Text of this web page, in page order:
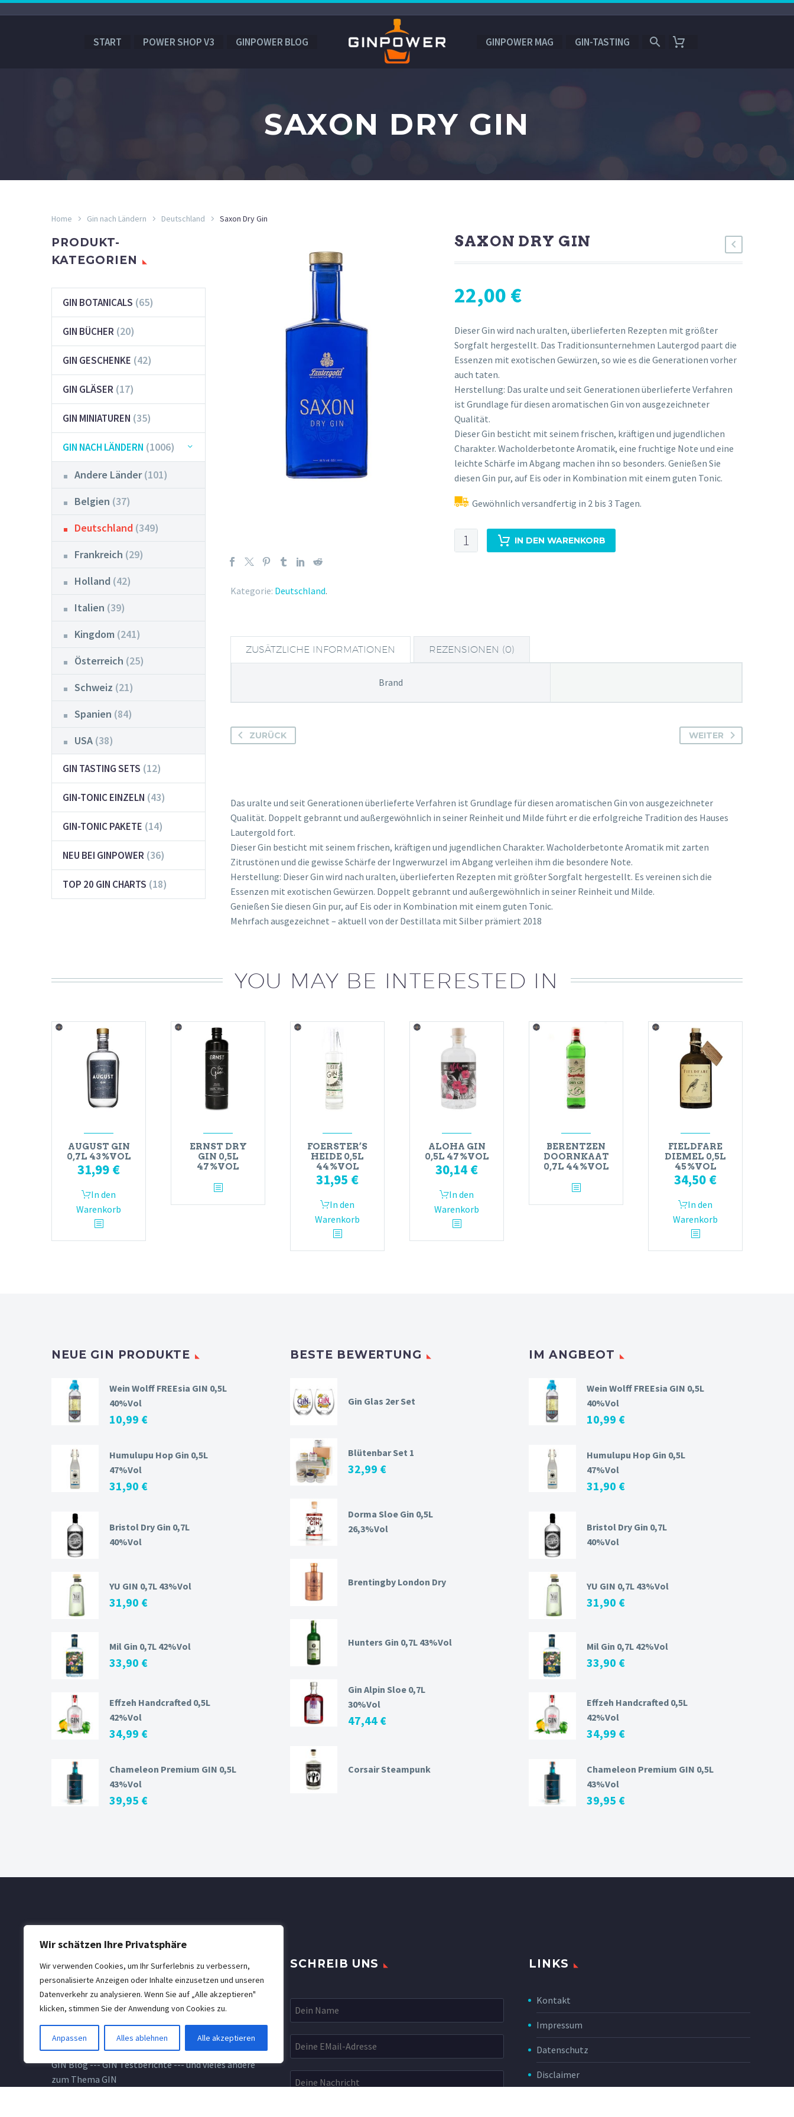
Wir schätzen Ihre Privatsphäre
Wir verwenden Cookies, um Ihr Surferlebnis zu verbessern,
personalisierte Anzeigen oder Inhalte einzusetzen und unseren
Datenverkehr zu analysieren. Wenn Sie auf „Alle akzeptieren"
klicken, stimmen Sie der Anwendung von Cookies zu.
Anpassen Alles ablehnen Alle akzeptieren
START POWER SHOP V3 GINPOWER BLOG GINPOWER MAG GIN-TASTING
SAXON DRY GIN
Home Gin nach Ländern Deutschland Saxon Dry Gin
Kategorie: Deutschland.
SAXON DRY GIN
22,00 €
Dieser Gin wird nach uralten, überlieferten Rezepten mit größter
Sorgfalt hergestellt. Das Traditionsunternehmen Lautergod paart die
Essenzen mit exotischen Gewürzen, so wie es die Generationen vorher
auch taten.
Herstellung: Das uralte und seit Generationen überlieferte Verfahren
ist Grundlage für diesen aromatischen Gin von ausgezeichneter
Qualität.
Dieser Gin besticht mit seinem frischen, kräftigen und jugendlichen
Charakter. Wacholderbetonte Aromatik, eine fruchtige Note und eine
leichte Schärfe im Abgang machen ihn so besonders. Genießen Sie
diesen Gin pur, auf Eis oder in Kombination mit einem guten Tonic.
Gewöhnlich versandfertig in 2 bis 3 Tagen.
Saxon
Dry
IN DEN WARENKORB
ZUSÄTZLICHE INFORMATIONEN REZENSIONEN (0)
Brand
ZURÜCK WEITER
Das uralte und seit Generationen überlieferte Verfahren ist Grundlage für diesen aromatischen Gin von ausgezeichneter
Qualität. Doppelt gebrannt und außergewöhnlich in seiner Reinheit und Milde führt er die erfolgreiche Tradition des Hauses
Lautergold fort.
Dieser Gin besticht mit seinem frischen, kräftigen und jugendlichen Charakter. Wacholderbetonte Aromatik mit zarten
Zitrustönen und die gewisse Schärfe der Ingwerwurzel im Abgang verleihen ihm die besondere Note.
Herstellung: Dieser Gin wird nach uralten, überlieferten Rezepten mit größter Sorgfalt hergestellt. Es vereinen sich die
Essenzen mit exotischen Gewürzen. Doppelt gebrannt und außergewöhnlich in seiner Reinheit und Milde.
Genießen Sie diesen Gin pur, auf Eis oder in Kombination mit einem guten Tonic.
Mehrfach ausgezeichnet – aktuell von der Destillata mit Silber prämiert 2018
PRODUKT-
KATEGORIEN
GIN BOTANICALS (65)
GIN BÜCHER (20)
GIN GESCHENKE (42)
GIN GLÄSER (17)
GIN MINIATUREN (35)
GIN NACH LÄNDERN (1006)
Andere Länder (101)
Belgien (37)
Deutschland (349)
Frankreich (29)
Holland (42)
Italien (39)
Kingdom (241)
Österreich (25)
Schweiz (21)
Spanien (84)
USA (38)
GIN TASTING SETS (12)
GIN-TONIC EINZELN (43)
GIN-TONIC PAKETE (14)
NEU BEI GINPOWER (36)
TOP 20 GIN CHARTS (18)
YOU MAY BE INTERESTED IN
AUGUST GIN
0,7L 43%VOL
31,99 €
In den
Warenkorb
ERNST DRY
GIN 0,5L
47%VOL
FOERSTER’S
HEIDE 0,5L
44%VOL
31,95 €
In den
Warenkorb
ALOHA GIN
0,5L 47%VOL
30,14 €
In den
Warenkorb
BERENTZEN
DOORNKAAT
0,7L 44%VOL
FIELDFARE
DIEMEL 0,5L
45%VOL
34,50 €
In den
Warenkorb
NEUE GIN PRODUKTE
Wein Wolff FREEsia GIN 0,5L
40%Vol
10,99 €
Humulupu Hop Gin 0,5L
47%Vol
31,90 €
Bristol Dry Gin 0,7L
40%Vol
YU GIN 0,7L 43%Vol
31,90 €
Mil Gin 0,7L 42%Vol
33,90 €
Effzeh Handcrafted 0,5L
42%Vol
34,99 €
Chameleon Premium GIN 0,5L
43%Vol
39,95 €
BESTE BEWERTUNG
Gin Glas 2er Set
Blütenbar Set 1
32,99 €
Dorma Sloe Gin 0,5L
26,3%Vol
Brentingby London Dry
Hunters Gin 0,7L 43%Vol
Gin Alpin Sloe 0,7L
30%Vol
47,44 €
Corsair Steampunk
IM ANGBEOT
Wein Wolff FREEsia GIN 0,5L
40%Vol
10,99 €
Humulupu Hop Gin 0,5L
47%Vol
31,90 €
Bristol Dry Gin 0,7L
40%Vol
YU GIN 0,7L 43%Vol
31,90 €
Mil Gin 0,7L 42%Vol
33,90 €
Effzeh Handcrafted 0,5L
42%Vol
34,99 €
Chameleon Premium GIN 0,5L
43%Vol
39,95 €
GINPOWER.de --- Deutschlands grosses GIN Portal -
-- Direktes Amazon GIN Shopping zu Bestpreisen ---
GIN Blog --- GIN Testberichte --- und vieles andere
zum Thema GIN
SCHREIB UNS LINKS
Kontakt
Impressum
Datenschutz
Disclaimer